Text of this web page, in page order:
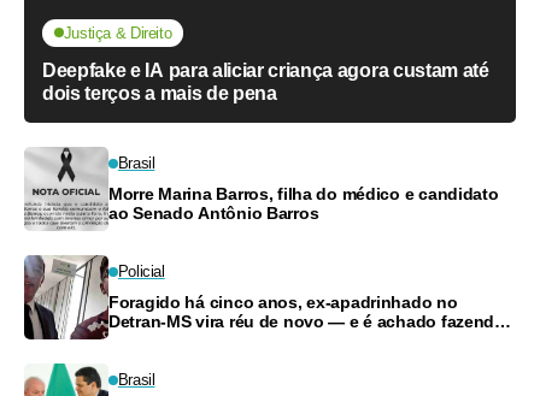
Justiça & Direito
Deepfake e IA para aliciar criança agora custam até
dois terços a mais de pena
Brasil
Morre Marina Barros, filha do médico e candidato
ao Senado Antônio Barros
Policial
Foragido há cinco anos, ex-apadrinhado no
Detran-MS vira réu de novo — e é achado fazendo
Brasil